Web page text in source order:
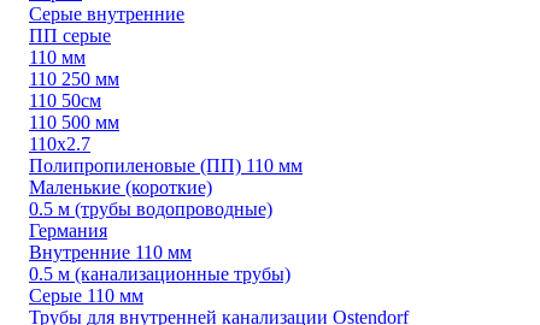
Серые внутренние
ПП серые
110 мм
110 250 мм
110 50см
110 500 мм
110х2.7
Полипропиленовые (ПП) 110 мм
Маленькие (короткие)
0.5 м (трубы водопроводные)
Германия
Внутренние 110 мм
0.5 м (канализационные трубы)
Серые 110 мм
Трубы для внутренней канализации Ostendorf